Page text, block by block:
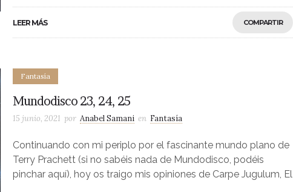
LEER MÁS COMPARTIR
Fantasía
Mundodisco 23, 24, 25
15 junio, 2021 por Anabel Samani en Fantasía
Continuando con mi periplo por el fascinante mundo plano de
Terry Prachett (si no sabéis nada de Mundodisco, podéis
pinchar aquí), hoy os traigo mis opiniones de Carpe Jugulum, El